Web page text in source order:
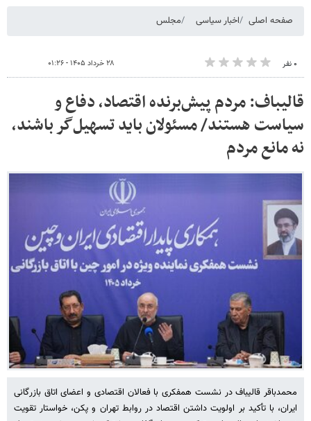
صفحه اصلی اخبار سیاسی مجلس
۰ نفر ۲۸ خرداد ۱۴۰۵ - ۰۱:۲۶
قالیباف: مردم پیش‌برنده اقتصاد، دفاع و
سیاست هستند/ مسئولان باید تسهیل‌گر باشند،
نه مانع مردم
محمدباقر قالیباف در نشست همفکری با فعالان اقتصادی و اعضای اتاق بازرگانی
ایران، با تأکید بر اولویت داشتن اقتصاد در روابط تهران و پکن، خواستار تقویت